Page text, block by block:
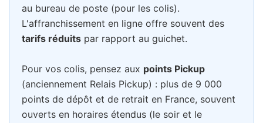
au bureau de poste (pour les colis).
L'affranchissement en ligne offre souvent des
tarifs réduits par rapport au guichet.
Pour vos colis, pensez aux points Pickup
(anciennement Relais Pickup) : plus de 9 000
points de dépôt et de retrait en France, souvent
ouverts en horaires étendus (le soir et le